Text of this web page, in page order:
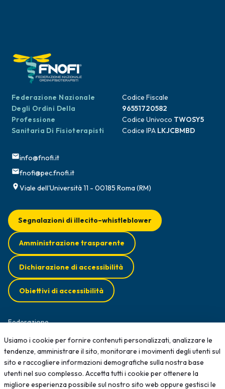
Federazione Nazionale
Degli Ordini Della
Professione
Sanitaria Di Fisioterapisti
Codice Fiscale
96551720582
Codice Univoco TWOSY5
Codice IPA LKJCBMBD
info@fnofi.it
fnofi@pec.fnofi.it
Viale dell'Università 11 - 00185 Roma (RM)
Federazione
Normative
Diffusione Survey
Opportunità professionali
Formazione
Segnalazioni di illecito–whistleblower
Amministrazione trasparente
Dichiarazione di accessibilità
Obiettivi di accessibilità
Usiamo i cookie per fornire contenuti personalizzati, analizzare le
tendenze, amministrare il sito, monitorare i movimenti degli utenti sul
sito e raccogliere informazioni demografiche sulla nostra base
utenti nel suo complesso. Accetta tutti i cookie per ottenere la
migliore esperienza possibile sul nostro sito web oppure gestisci le